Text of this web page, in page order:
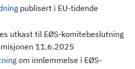
publisert i EU-tidende
utkast til EØS-komitebeslutning
11.6.2025
om innlemmelse i EØS-